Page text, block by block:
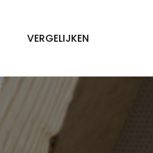
VERGELIJKEN